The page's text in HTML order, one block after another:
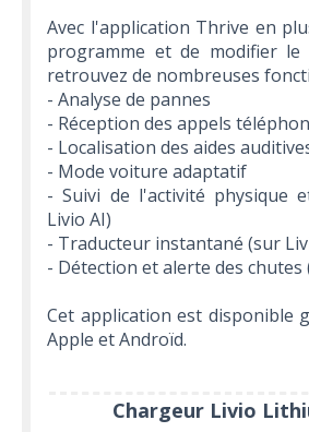
Avec l'application Thrive en
programme et de modifier le
retrouvez de nombreuses
- Analyse de pannes
- Réception des appels
- Localisation des aides
- Mode voiture adaptatif
- Suivi de l'activité physique
Livio AI)
- Traducteur instantané (sur
- Détection et alerte des chutes
Cet application est disponible
Apple et Androïd.
Chargeur Livio